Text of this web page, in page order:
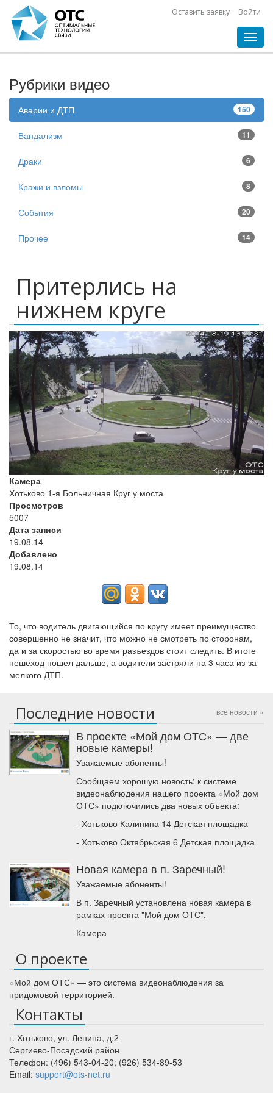
Оставить заявку Войти
Рубрики видео
150
Аварии и ДТП
11
Вандализм
6
Драки
8
Кражи и взломы
20
События
14
Прочее
Притерлись на
нижнем круге
Камера
Хотьково 1-я Больничная Круг у моста
Просмотров
5007
Дата записи
19.08.14
Добавлено
19.08.14
То, что водитель двигающийся по кругу имеет преимущество
совершенно не значит, что можно не смотреть по сторонам,
да и за скоростью во время разъездов стоит следить. В итоге
пешеход пошел дальше, а водители застряли на 3 часа из-за
мелкого ДТП.
все новости »
Последние новости
В проекте «Мой дом ОТС» — две
новые камеры!
Уважаемые абоненты!
Сообщаем хорошую новость: к системе
видеонаблюдения нашего проекта «Мой дом
ОТС» подключились два новых объекта:
- Хотьково Калинина 14 Детская площадка
- Хотьково Октябрьская 6 Детская площадка
Новая камера в п. Заречный!
Уважаемые абоненты!
В п. Заречный установлена новая камера в
рамках проекта "Мой дом ОТС".
Камера
О проекте
«Мой дом ОТС» — это система видеонаблюдения за
придомовой территорией.
Контакты
г. Хотьково, ул. Ленина, д.2
Сергиево-Посадский район
Телефон: (496) 543-04-20; (926) 534-89-53
Email: support@ots-net.ru